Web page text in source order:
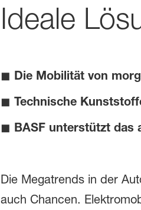
Ideale
◼ Die Mobilität von
◼ Technische
◼ BASF unterstützt das
Die Megatrends in der
auch Chancen.